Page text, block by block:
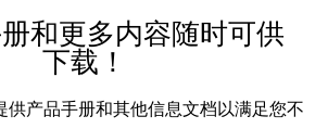
和更多内容随时可供
下载！
产品手册和其他信息文档以满足您不